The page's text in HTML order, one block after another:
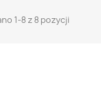
1-8 z 8 pozycji